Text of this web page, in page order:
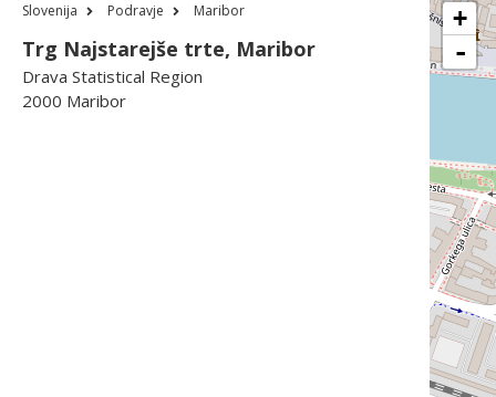
Slovenija Podravje Maribor
Trg Najstarejše trte, Maribor
Drava Statistical Region
2000 Maribor
+
-